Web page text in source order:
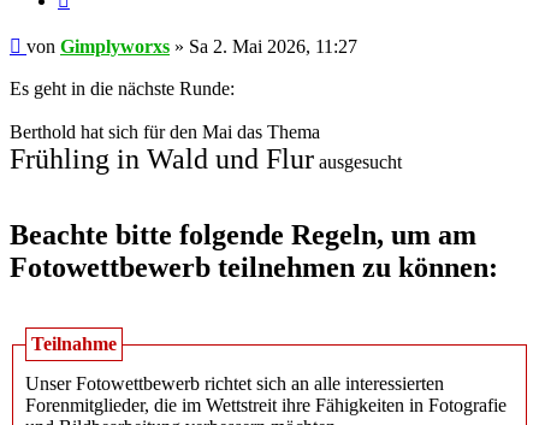
Beitrag
von Gimplyworxs » Sa 2. Mai 2026, 11:27
Es geht in die nächste Runde:
Berthold hat sich für den Mai das Thema
Frühling in Wald und Flur ausgesucht
Beachte bitte folgende Regeln, um am
Fotowettbewerb teilnehmen zu können:
Teilnahme
Unser Fotowettbewerb richtet sich an alle interessierten
Forenmitglieder, die im Wettstreit ihre Fähigkeiten in Fotografie